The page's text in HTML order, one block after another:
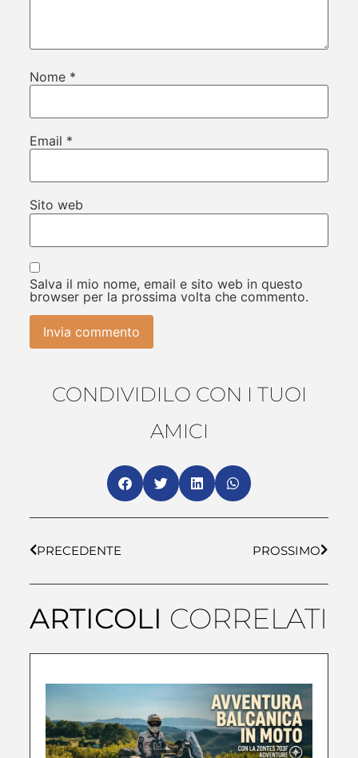
Nome *
Email *
Sito web
Salva il mio nome, email e sito web in questo
browser per la prossima volta che commento.
CONDIVIDILO CON I TUOI
AMICI
PRECEDENTE PROSSIMO
ARTICOLI CORRELATI